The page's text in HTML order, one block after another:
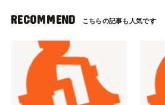
RECOMMEND